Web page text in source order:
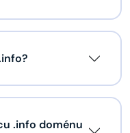
.info doménu